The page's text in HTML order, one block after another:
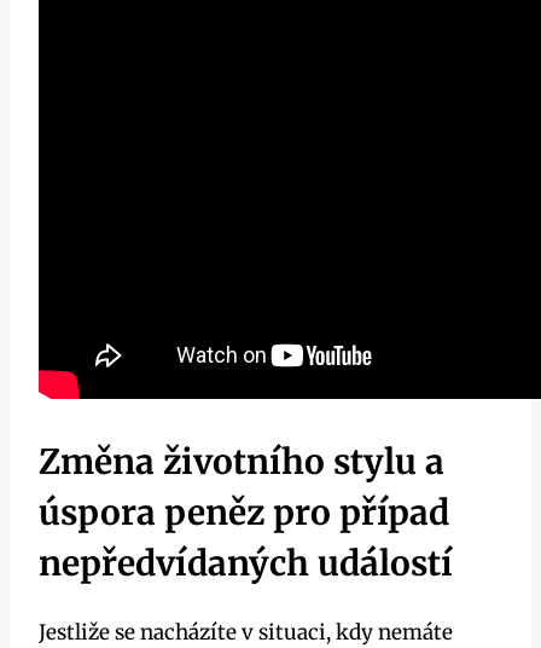
Změna životního stylu a
úspora peněz pro případ
nepředvídaných událostí
Jestliže se nacházíte v situaci, kdy nemáte